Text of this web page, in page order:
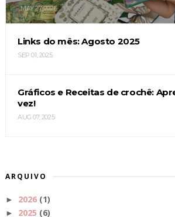
MAY 27, 2026
Links do mês: Agosto 2025
SEP 01, 2025
Gráficos e Receitas de crochê:
vez!
AUG 07, 2025
ARQUIVO
► 2026 (1)
► 2025 (6)